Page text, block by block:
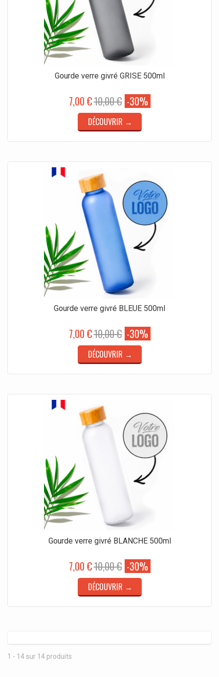
Gourde verre givré GRISE 500ml
7,00 €10,00 € -30%
DÉCOUVRIR →
Gourde verre givré BLEUE 500ml
7,00 €10,00 € -30%
DÉCOUVRIR →
Gourde verre givré BLANCHE 500ml
7,00 €10,00 € -30%
DÉCOUVRIR →
1 - 14 sur 14 produits